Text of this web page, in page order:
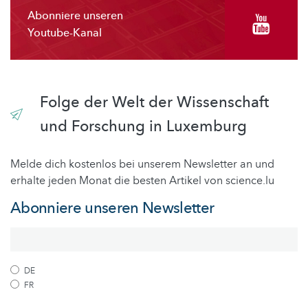
Abonniere unseren
Youtube-Kanal
Folge der Welt der Wissenschaft
und Forschung in Luxemburg
Melde dich kostenlos bei unserem Newsletter an und
erhalte jeden Monat die besten Artikel von science.lu
Abonniere unseren Newsletter
DE
FR